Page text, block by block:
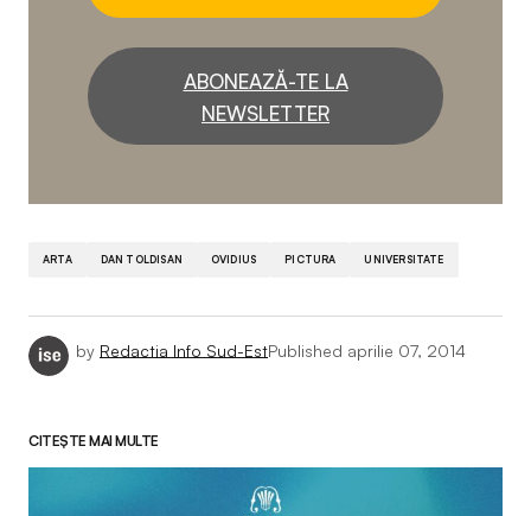
ABONEAZĂ-TE LA
NEWSLETTER
ARTA DAN TOLDISAN OVIDIUS PICTURA UNIVERSITATE
by Redactia Info Sud-EstPublished aprilie 07, 2014
CITEȘTE MAI MULTE